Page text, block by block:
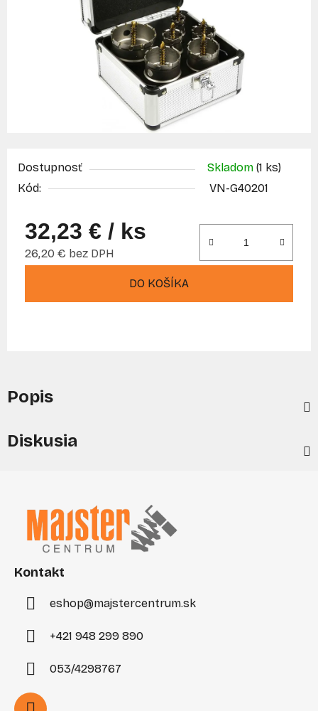
Dostupnosť Skladom (1 ks)
Kód:
VN-G40201
32,23 € / ks
26,20 € bez DPH
DO KOŠÍKA
Popis
Diskusia
Kontakt
eshop@majstercentrum.sk
+421 948 299 890
053/4298767